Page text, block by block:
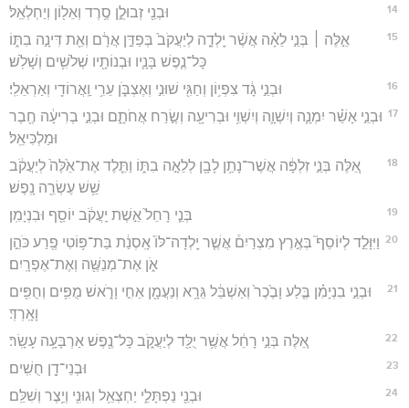
14 וּבְנֵ֖י זְבוּלֻ֑ן סֶ֥רֶד וְאֵל֖וֹן וְיַחְלְאֵֽל׃
15
אֵ֣לֶּה ׀ בְּנֵ֣י לֵאָ֗ה אֲשֶׁ֨ר יָֽלְדָ֤ה לְיַעֲקֹב֙ בְּפַדַּ֣ן אֲרָ֔ם וְאֵ֖ת דִּינָ֣ה בִתּ֑וֹ
כָּל־נֶ֧פֶשׁ בָּנָ֛יו וּבְנוֹתָ֖יו שְׁלֹשִׁ֥ים וְשָׁלֹֽשׁ׃
16 וּבְנֵ֣י גָ֔ד צִפְי֥וֹן וְחַגִּ֖י שׁוּנִ֣י וְאֶצְבֹּ֑ן עֵרִ֥י וַֽאֲרוֹדִ֖י וְאַרְאֵלִֽי׃
17 וּבְנֵ֣י אָשֵׁ֗ר יִמְנָ֧ה וְיִשְׁוָ֛ה וְיִשְׁוִ֥י וּבְרִיעָ֖ה וְשֶׂ֣רַח אֲחֹתָ֑ם וּבְנֵ֣י בְרִיעָ֔ה חֶ֖בֶר
וּמַלְכִּיאֵֽל׃
18
אֵ֚לֶּה בְּנֵ֣י זִלְפָּ֔ה אֲשֶׁר־נָתַ֥ן לָבָ֖ן לְלֵאָ֣ה בִתּ֑וֹ וַתֵּ֤לֶד אֶת־אֵ֙לֶּה֙ לְיַעֲקֹ֔ב
שֵׁ֥שׁ עֶשְׂרֵ֖ה נָֽפֶשׁ׃
19 בְּנֵ֤י רָחֵל֙ אֵ֣שֶׁת יַֽעֲקֹ֔ב יוֹסֵ֖ף וּבִנְיָמִֽן׃
20
וַיִּוָּלֵ֣ד לְיוֹסֵף֮ בְּאֶ֣רֶץ מִצְרַיִם֒ אֲשֶׁ֤ר יָֽלְדָה־לּוֹ֙ אָֽסְנַ֔ת בַּת־פּ֥וֹטִי פֶ֖רַע כֹּהֵ֣ן
אֹ֑ן אֶת־מְנַשֶּׁ֖ה וְאֶת־אֶפְרָֽיִם׃
21
וּבְנֵ֣י בִנְיָמִ֗ן בֶּ֤לַע וָבֶ֙כֶר֙ וְאַשְׁבֵּ֔ל גֵּרָ֥א וְנַעֲמָ֖ן אֵחִ֣י וָרֹ֑אשׁ מֻפִּ֥ים וְחֻפִּ֖ים
וָאָֽרְדְּ׃
22 אֵ֚לֶּה בְּנֵ֣י רָחֵ֔ל אֲשֶׁ֥ר יֻלַּ֖ד לְיַעֲקֹ֑ב כָּל־נֶ֖פֶשׁ אַרְבָּעָ֥ה עָשָֽׂר׃
23 וּבְנֵי־דָ֖ן חֻשִֽׁים׃
24 וּבְנֵ֖י נַפְתָּלִ֑י יַחְצְאֵ֥ל וְגוּנִ֖י וְיֵ֥צֶר וְשִׁלֵּֽם׃